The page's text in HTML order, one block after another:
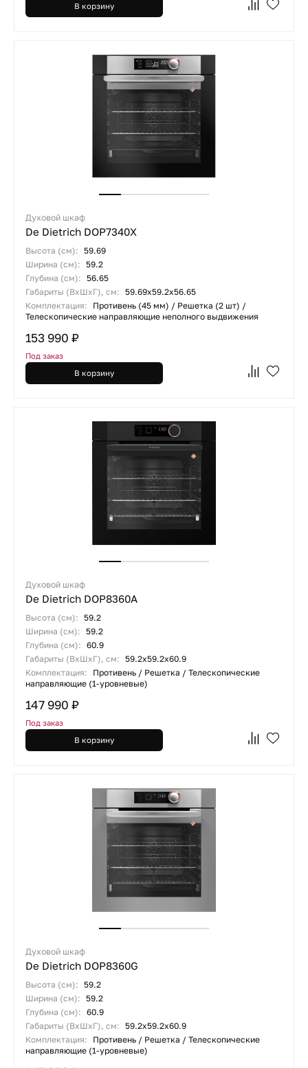
В корзину
Духовой шкаф
De Dietrich DOP7340X
Высота (см): 59.69
Ширина (см): 59.2
Глубина (см): 56.65
Габариты (ВхШхГ), см: 59.69х59.2х56.65
Комплектация:
Противень (45 мм) / Решетка (2 шт) /
Телескопические направляющие неполного выдвижения
153 990 ₽
Под заказ
В корзину
Духовой шкаф
De Dietrich DOP8360A
Высота (см): 59.2
Ширина (см): 59.2
Глубина (см): 60.9
Габариты (ВхШхГ), см: 59.2х59.2х60.9
Комплектация:
Противень / Решетка / Телескопические
направляющие (1-уровневые)
147 990 ₽
Под заказ
В корзину
Духовой шкаф
De Dietrich DOP8360G
Высота (см): 59.2
Ширина (см): 59.2
Глубина (см): 60.9
Габариты (ВхШхГ), см: 59.2х59.2х60.9
Комплектация:
Противень / Решетка / Телескопические
направляющие (1-уровневые)